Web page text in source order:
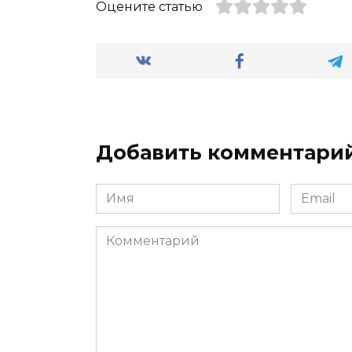
Оцените статью
Добавить
Имя
*
Email
*
Комментарий